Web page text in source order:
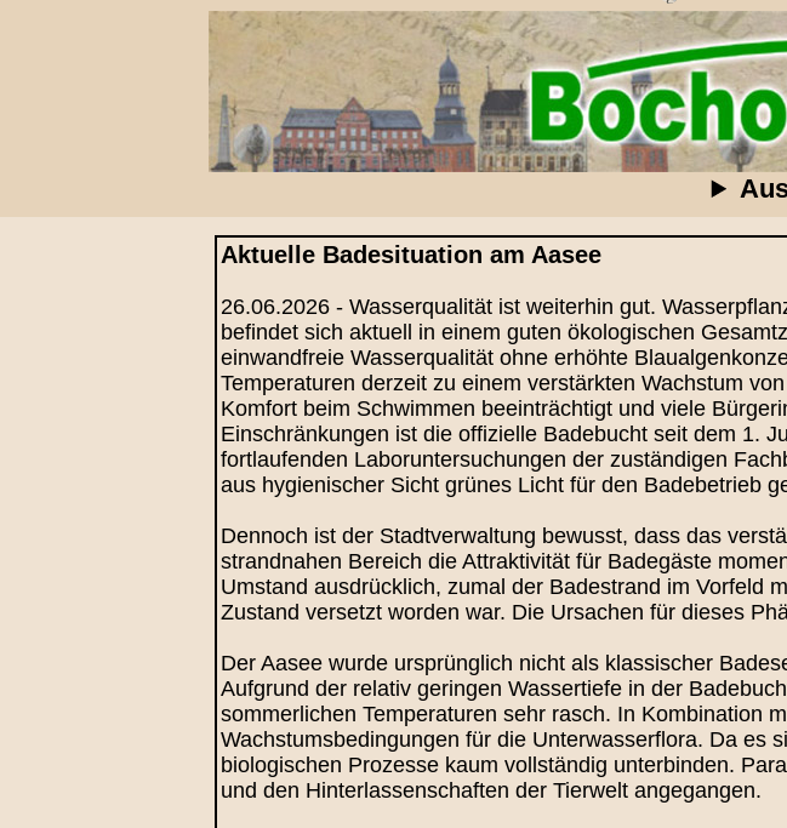
Aktuelle Badesituation am Aasee
26.06.2026 - Wasserqualität ist weiterhin gut.
befindet sich aktuell in einem guten ökologischen
einwandfreie Wasserqualität ohne erhöhte
Temperaturen derzeit zu einem verstärkten Wachstum
Komfort beim Schwimmen beeinträchtigt und viele
Einschränkungen ist die offizielle Badebucht seit dem 1.
fortlaufenden Laboruntersuchungen der zuständigen
aus hygienischer Sicht grünes Licht für den Badebetrieb
Dennoch ist der Stadtverwaltung bewusst, dass das
strandnahen Bereich die Attraktivität für Badegäste
Umstand ausdrücklich, zumal der Badestrand im Vorfeld
Zustand versetzt worden war. Die Ursachen für dieses
Der Aasee wurde ursprünglich nicht als klassischer
Aufgrund der relativ geringen Wassertiefe in der
sommerlichen Temperaturen sehr rasch. In Kombination
Wachstumsbedingungen für die Unterwasserflora. Da es
biologischen Prozesse kaum vollständig unterbinden.
und den Hinterlassenschaften der Tierwelt angegangen.